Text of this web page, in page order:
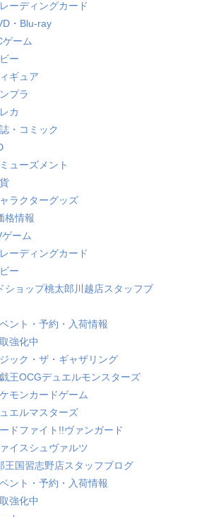
レーディングカード
・Blu-ray
ゲーム
ー
ギュア
プラ
カ
・コミック
ューズメント
ラクターグッズ
格情報
ーム
レーディングカード
ー
ショップ桃太郎川越店スタッフブ
ント・予約・入荷情報
強化中
ック・ザ・ギャザリング
王OCGデュエルモンスターズ
モンカードゲーム
エルマスターズ
ドファイト!!ヴァンガード
イスシュヴァルツ
王国習志野店スタッフブログ
ント・予約・入荷情報
強化中